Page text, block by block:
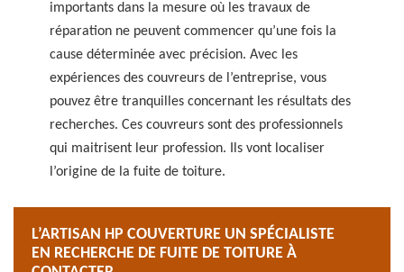
importants dans la mesure où les travaux de
réparation ne peuvent commencer qu’une fois la
cause déterminée avec précision. Avec les
expériences des couvreurs de l’entreprise, vous
pouvez être tranquilles concernant les résultats des
recherches. Ces couvreurs sont des professionnels
qui maitrisent leur profession. Ils vont localiser
l’origine de la fuite de toiture.
L’ARTISAN HP COUVERTURE UN SPÉCIALISTE
EN RECHERCHE DE FUITE DE TOITURE À